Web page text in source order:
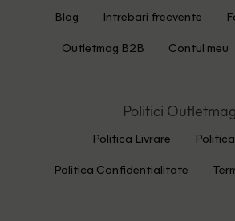
Blog Intrebari frecvente
Outletmag B2B Contul meu
Politici Outletmag
Politica Livrare
Politica Confidentialitate